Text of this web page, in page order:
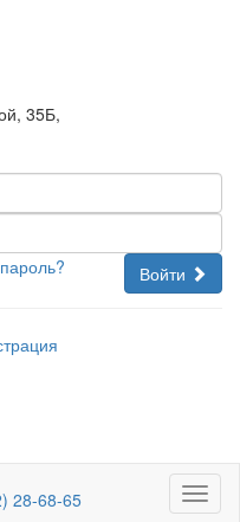
35Б,
Войти
Меню
28-68-65